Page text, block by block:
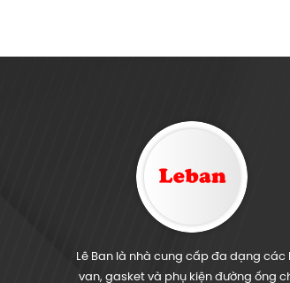
Lê Ban là nhà cung cấp đa dạng các
van, gasket và phụ kiện đường ống